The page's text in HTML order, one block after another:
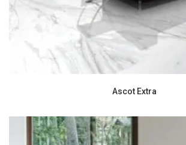
Ascot Extra